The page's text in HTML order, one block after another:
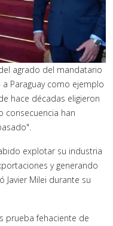
agrado del mandatario
Paraguay como ejemplo
hace décadas eligieron
consecuencia han
explotar su industria
y generando
Javier Milei durante su
prueba fehaciente de